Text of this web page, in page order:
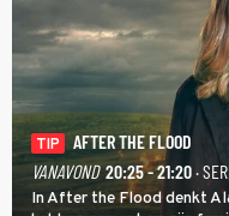
TIP
AFTER THE FLOOD
VANAVOND 20:25 - 21:20·
In After the Flood denkt